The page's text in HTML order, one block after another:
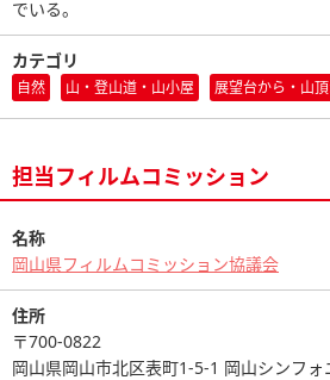
でいる。
カテゴリ
自然 山・登山道・山小屋 展望台から・山
担当フィルムコミッション
名称
岡山県フィルムコミッション協議会
住所
〒700-0822
岡山県岡山市北区表町1-5-1 岡山シンフォ